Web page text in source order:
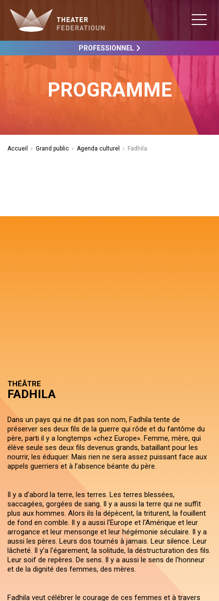
PROFESSIONNEL
PROGRAMME
Accueil › Grand public › Agenda culturel › Fadhila
THÉÂTRE
FADHILA
Dans un pays qui ne dit pas son nom, Fadhila tente de
préserver ses deux fils de la guerre qui rôde et du fantôme du
père, parti il y a longtemps «chez Europe». Femme, mère, qui
élève seule ses deux fils devenus grands, bataillant pour les
nourrir, les éduquer. Mais rien ne sera assez puissant face aux
appels guerriers et à l’absence béante du père.
Il y a d'abord la terre, les terres. Les terres blessées,
saccagées, gorgées de sang. Il y a aussi la terre qui ne suffit
plus aux hommes. Alors ils la dépècent, la triturent, la fouillent
de fond en comble. Il y a aussi l'Europe et l'Amérique et leur
arrogance et leur mensonge et leur hégémonie séculaire. Il y a
aussi les pères. Leurs dos tournés à jamais. Leur silence. Leur
lâcheté. Il y’a l'égarement, la solitude, la déstructuration des fils.
Leur soif de repères. De sens. Il y a aussi le sens de l'honneur
et de la dignité des femmes, des mères.
Fadhila veut célébrer le courage de ces femmes et à travers